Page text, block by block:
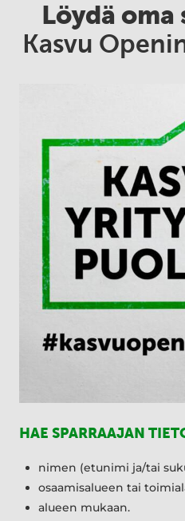
Löydä oma
Kasvu
HAE SPARRAAJAN
nimen (etunimi ja/tai
osaamisalueen tai
alueen mukaan.